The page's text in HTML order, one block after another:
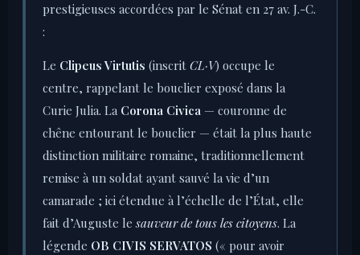
prestigieuses accordées par le Sénat en 27 av. J.-C.
:
Le Clipeus Virtutis (inscrit CL·V) occupe le
centre, rappelant le bouclier exposé dans la
Curie Julia. La Corona Civica — couronne de
chêne entourant le bouclier — était la plus haute
distinction militaire romaine, traditionnellement
remise à un soldat ayant sauvé la vie d’un
camarade ; ici étendue à l’échelle de l’État, elle
fait d’Auguste lesauveur de tous les citoyens. La
légende OB CIVIS SERVATOS (« pour avoir